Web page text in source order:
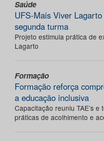
Saúde
UFS-Mais Viver
segunda turma
Projeto estimula prática de
Lagarto
Formação
Formação reforça
a educação inclusiva
Capacitação reuniu TAE’s
práticas de acolhimento e